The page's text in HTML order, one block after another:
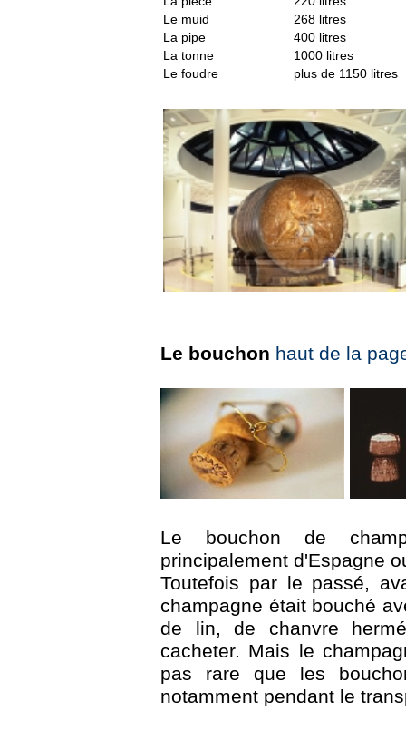
Le muid
268 litres
La pipe
400 litres
La tonne
1000 litres
Le foudre
plus de 1150 litres
Le bouchon haut de la
Le bouchon de
principalement d'Espagne
Toutefois par le passé,
champagne était bouché
de lin, de chanvre
cacheter. Mais le
pas rare que les
notamment pendant le